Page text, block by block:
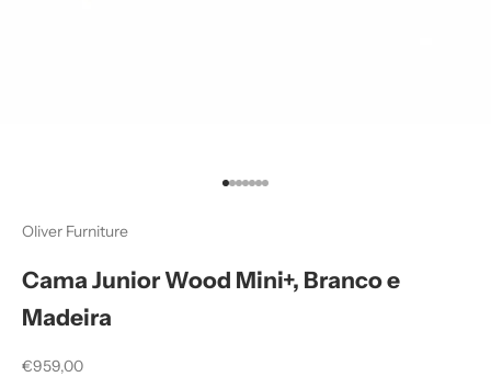
Ir para item 1
Ir para item 2
Ir para item 3
Ir para item 4
Ir para item 5
Ir para item 6
Ir para item 7
Oliver Furniture
Cama Junior Wood Mini+, Branco e
Madeira
Preço promocional
€959,00